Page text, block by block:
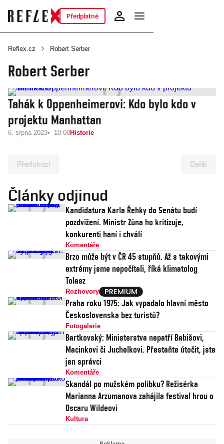
Předplatné
Reflex.cz Robert Serber
Robert Serber
Tahák k Oppenheimerovi: Kdo bylo kdo v
projektu Manhattan
6. srpna 2023 10:00Historie
Předchozí Další
Články odjinud
Kandidatura Karla Řehky do Senátu budí
pozdvižení. Ministr Zůna ho kritizuje,
konkurenti haní i chválí
Komentáře
Brzo může být v ČR 45 stupňů. Až s takovými
extrémy jsme nepočítali, říká klimatolog
Tolasz
Rozhovory
Praha roku 1975: Jak vypadalo hlavní město
Československa bez turistů?
Fotogalerie
Bartkovský: Ministerstva nepatří Babišovi,
Macinkovi či Juchelkovi. Přestaňte útočit, jste
jen správci
Komentáře
Skandál po mužském polibku? Režisérka
Marianna Arzumanova zahájila festival hrou o
Oscaru Wildeovi
Kultura